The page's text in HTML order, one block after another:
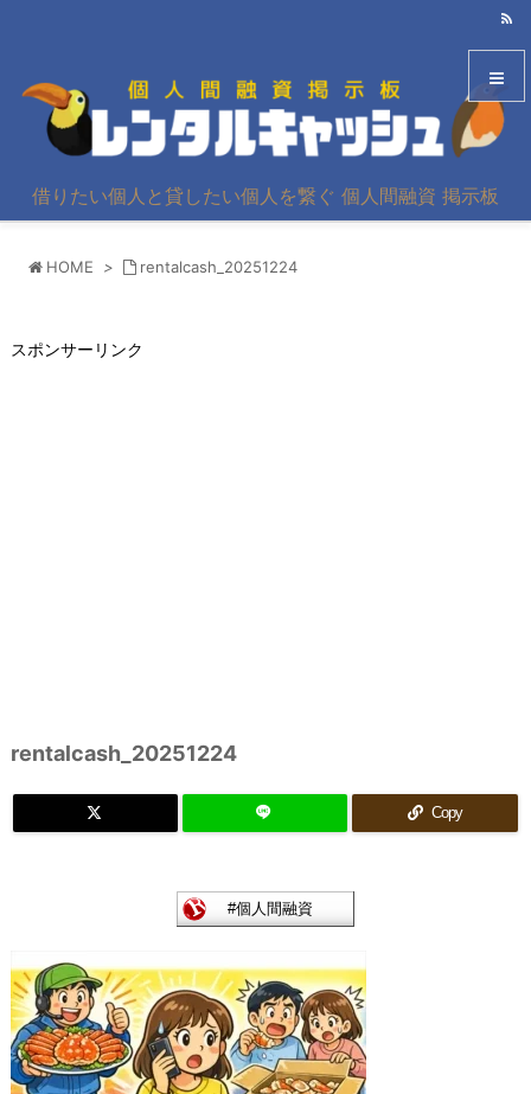
借りたい個人と貸したい個人を繋ぐ 個人間融資 掲示板
HOME > rentalcash_20251224
スポンサーリンク
rentalcash_20251224
Copy